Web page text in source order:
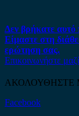
Δεν βρήκατε αυτό
Είμαστε στη
ερώτηση σας.
Επικοινωνήστε
ΑΚΟΛΟΥΘΗΣΤΕ
Facebook